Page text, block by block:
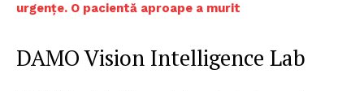
urgențe. O pacientă aproape a murit
DAMO Vision Intelligence Lab